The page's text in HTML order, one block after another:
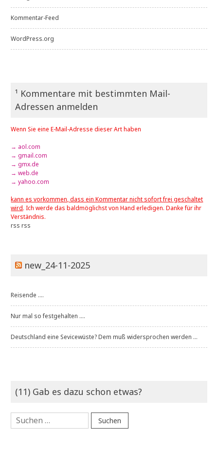
Kommentar-Feed
WordPress.org
¹ Kommentare mit bestimmten Mail-
Adressen anmelden
Wenn Sie eine E-Mail-Adresse dieser Art haben
→ aol.com
→ gmail.com
→ gmx.de
→ web.de
→ yahoo.com
kann es vorkommen, dass ein Kommentar nicht sofort frei geschaltet
wird. Ich werde das baldmöglichst von Hand erledigen. Danke für ihr
Verständnis.
rss rss
new_24-11-2025
Reisende ....
Nur mal so festgehalten ....
Deutschland eine Sevicewüste? Dem muß widersprochen werden ...
(11) Gab es dazu schon etwas?
Suchen
nach: